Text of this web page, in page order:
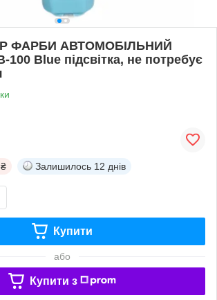
ФАРБИ АВТОМОБІЛЬНИЙ
100 Blue підсвітка, не потребує
Залишилось 12 днів
Купити
або
Купити з